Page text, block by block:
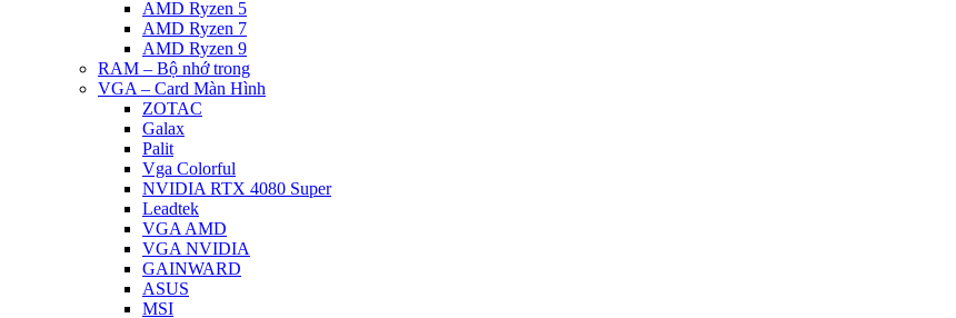
AMD Ryzen 5
AMD Ryzen 7
AMD Ryzen 9
RAM – Bộ nhớ trong
VGA – Card Màn Hình
ZOTAC
Galax
Palit
Vga Colorful
NVIDIA RTX 4080 Super
Leadtek
VGA AMD
VGA NVIDIA
GAINWARD
ASUS
MSI